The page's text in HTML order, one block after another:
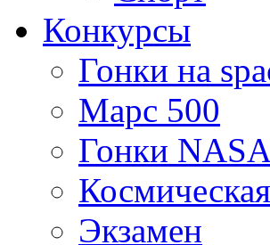
Конкурсы
Гонки на
Марс 500
Гонки
Экзамен